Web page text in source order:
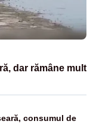
dar rămâne mult
consumul de